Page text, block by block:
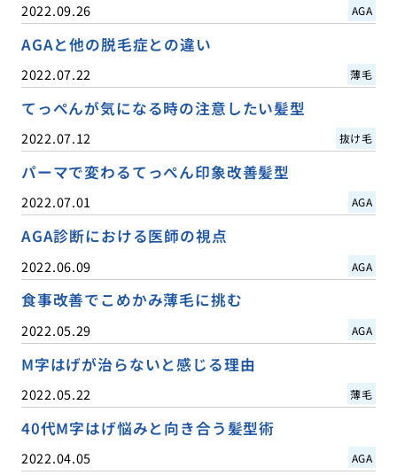
2022.09.26 AGA
AGAと他の脱毛症との違い
2022.07.22 薄毛
てっぺんが気になる時の注意したい髪型
2022.07.12 抜け毛
パーマで変わるてっぺん印象改善髪型
2022.07.01 AGA
AGA診断における医師の視点
2022.06.09 AGA
食事改善でこめかみ薄毛に挑む
2022.05.29 AGA
M字はげが治らないと感じる理由
2022.05.22 薄毛
40代M字はげ悩みと向き合う髪型術
2022.04.05 AGA